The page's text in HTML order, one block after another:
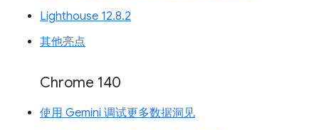
Lighthouse 12.8.2
其他亮点
Chrome 140
使用 Gemini 调试更多数据洞见